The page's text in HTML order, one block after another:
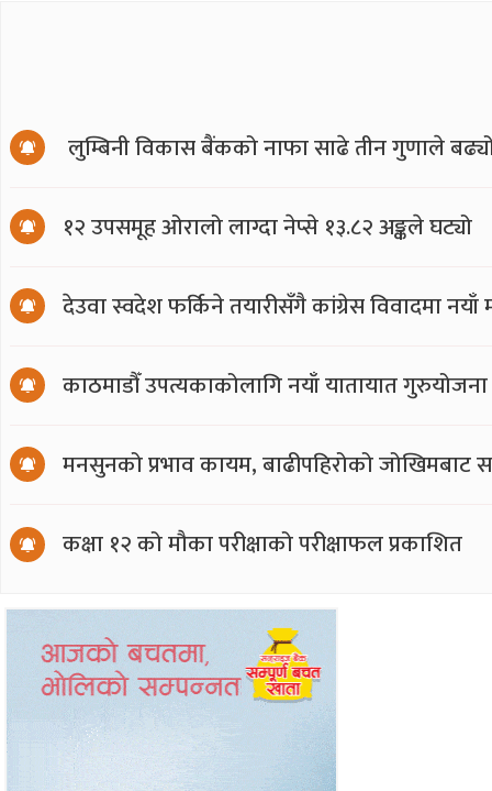
लुम्बिनी विकास बैंकको नाफा साढे तीन गुणाले
१२ उपसमूह ओरालो लाग्दा नेप्से १३.८२ अङ्कले घट्यो
देउवा स्वदेश फर्किने तयारीसँगै कांग्रेस विवादमा
काठमाडौँ उपत्यकाकोलागि नयाँ यातायात
मनसुनको प्रभाव कायम, बाढीपहिरोको जोखिमबाट
कक्षा १२ को मौका परीक्षाको परीक्षाफल प्रकाशित